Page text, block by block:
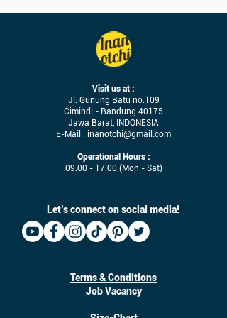
Visit us at :
Jl. Gunung Batu no.109
Cimindi - Bandung 40175
Jawa Barat, INDONESIA
E-Mail. inanotchi@gmail.com
Operational Hours :
09.00 - 17.00 (Mon - Sat)
Let’s connect on social media!
Terms & Conditions
Job Vacancy